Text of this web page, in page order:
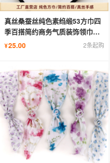
真丝桑蚕丝纯色素绉缎53方巾四
季百搭简约商务气质装饰领巾丝
巾女
¥25.00 2条起购